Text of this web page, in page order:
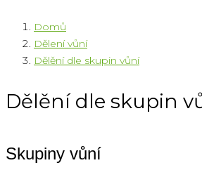
Domů
Dělení vůní
Dělění dle skupin vůní
Dělění dle skupin
Skupiny vůní